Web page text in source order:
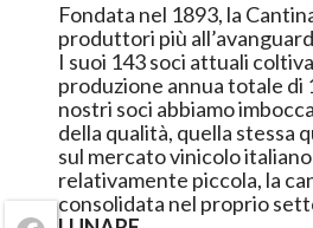
Fondata nel 1893, la
produttori più
I suoi 143 soci attuali
produzione annua totale di
nostri soci abbiamo
della qualità, quella stessa
sul mercato vinicolo
relativamente piccola, la
consolidata nel proprio